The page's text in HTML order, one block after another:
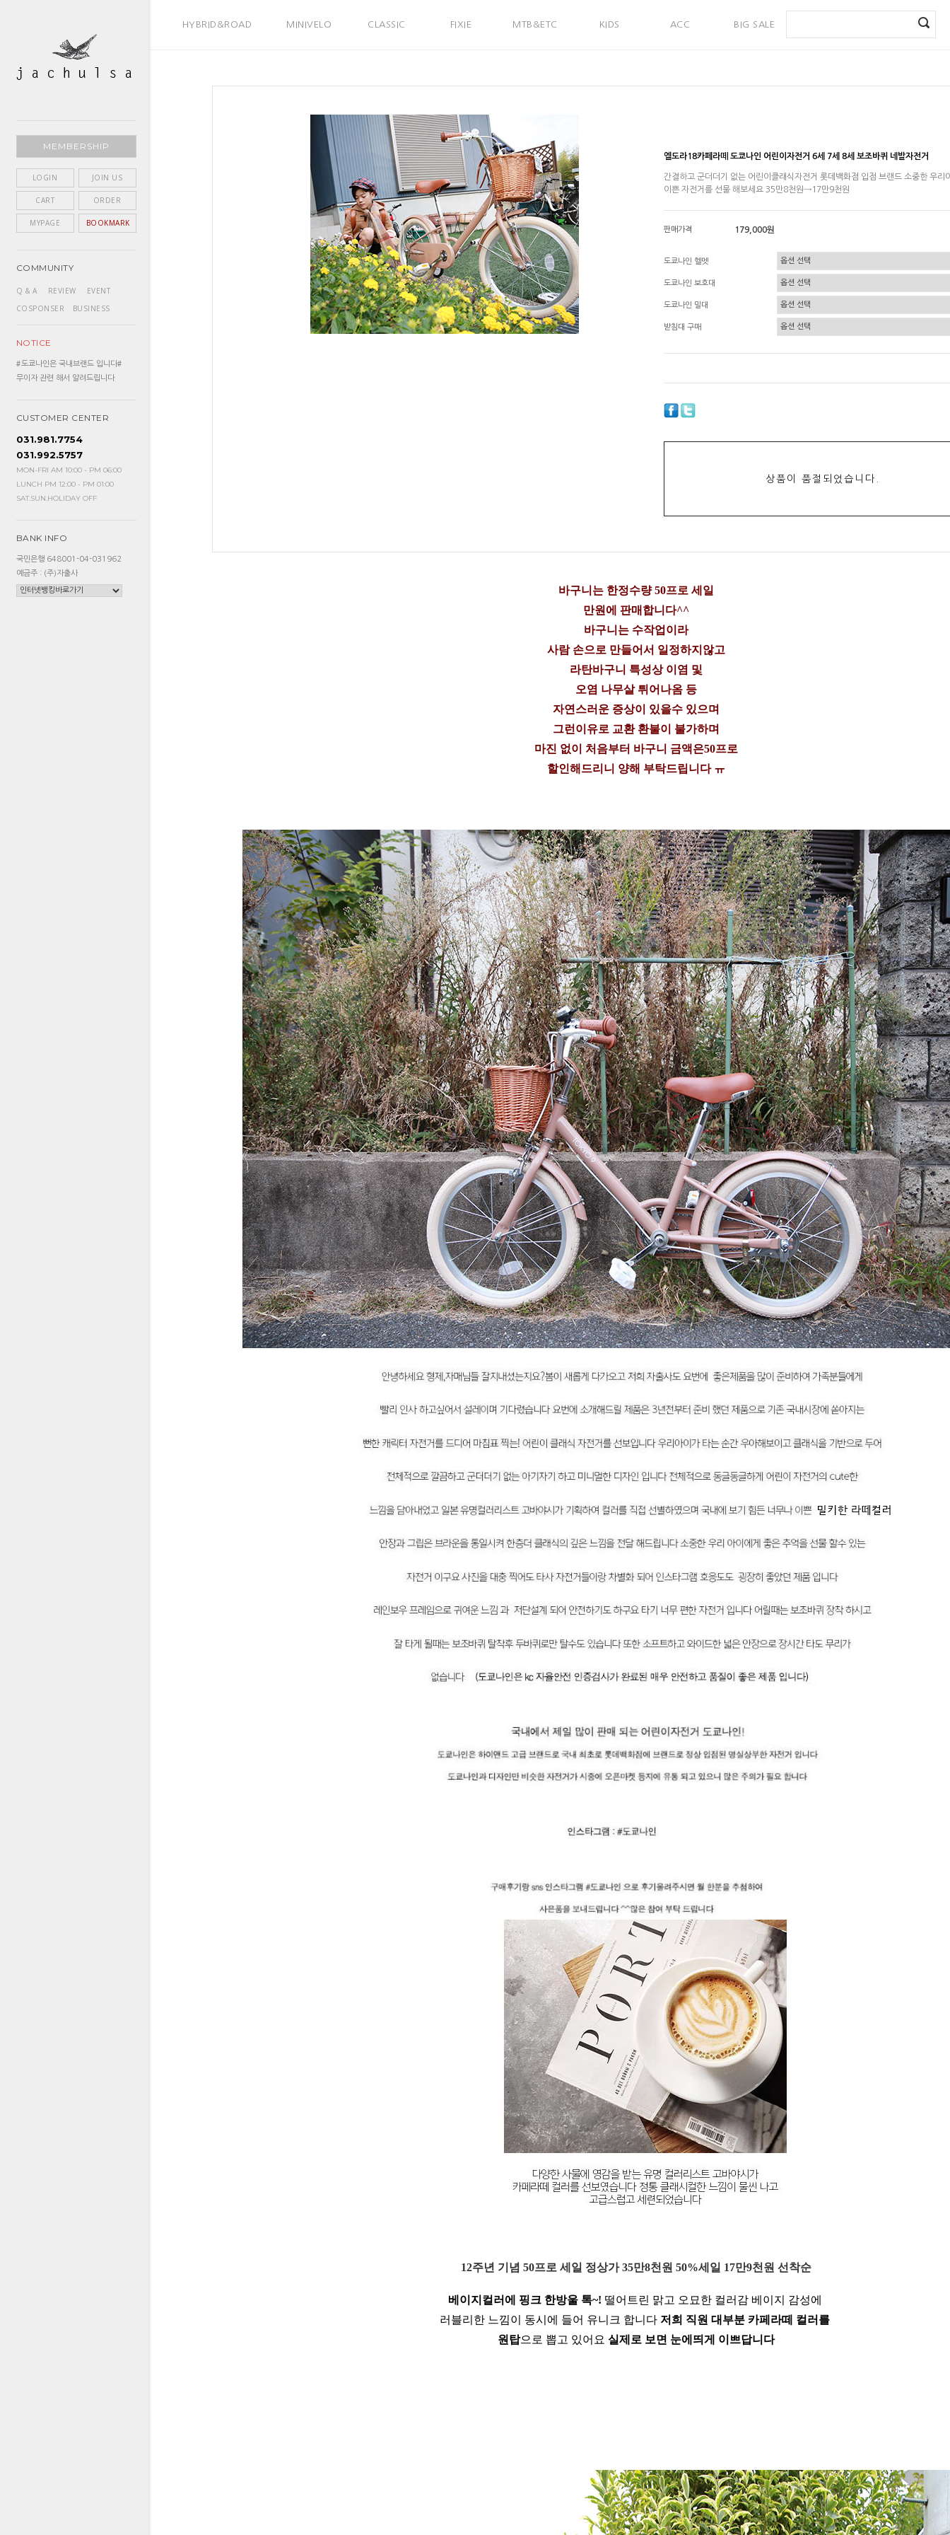
HYBRID&ROAD MINIVELO CLASSIC FIXIE MTB&ETC KIDS ACC BIG SALE
MEMBERSHIP
LOGIN JOIN US
CART ORDER
MYPAGE BOOKMARK
COMMUNITY
Q & A REVIEW
EVENT
COSPONSER
BUSINESS
NOTICE
#도쿄나인은 국내브랜드 입니다#
무이자 관련 해서 알려드립니다
CUSTOMER CENTER
031.981.7754
031.992.5757
MON-FRI AM 10:00 - PM 06:00
LUNCH PM 12:00 - PM 01:00
SAT.SUN.HOLIDAY OFF
BANK INFO
국민은행 648001-04-031962
예금주 : (주)자출사
엘도라18카페라떼 도쿄나인 어린이자전거 6세 7세 8세 보조바퀴 네발자전거
간결하고 군더더기 없는 어린이클래식자전거 롯데백화점 입점 브랜드 소중한 우리
이쁜 자전거를 선물 해보세요 35만8천원→17만9천원
판매가격 179,000원
도쿄나인 헬멧
도쿄나인 보호대
도쿄나인 밀대
받침대 구매
상품이 품절되었습니다.
바구니는 한정수량 50프로 세일
만원에 판매합니다^^
바구니는 수작업이라
사람 손으로 만들어서 일정하지않고
라탄바구니 특성상 이염 및
오염 나무살 튀어나옴 등
자연스러운 증상이 있을수 있으며
그런이유로 교환 환불이 불가하며
마진 없이 처음부터 바구니 금액은50프로
할인해드리니 양해 부탁드립니다 ㅠ
12주년 기념 50프로 세일 정상가 35만8천원 50%세일 17만9천원 선착순
베이지컬러에 핑크 한방울 톡~! 떨어트린 맑고 오묘한 컬러감 베이지 감성에
러블리한 느낌이 동시에 들어 유니크 합니다 저희 직원 대부분 카페라떼 컬러를
원탑으로 뽑고 있어요 실제로 보면 눈에띄게 이쁘답니다